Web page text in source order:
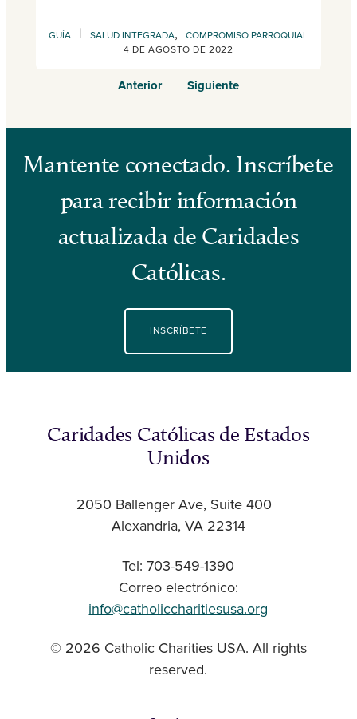
GUÍA | SALUD INTEGRADA,
COMPROMISO PARROQUIAL
4 DE AGOSTO DE 2022
Anterior Siguiente
Mantente conectado. Inscríbete
para recibir información
actualizada de Caridades
Católicas.
INSCRÍBETE
Caridades Católicas de Estados
Unidos
2050 Ballenger Ave, Suite 400
Alexandria, VA 22314
Tel: 703-549-1390
Correo electrónico:
info@catholiccharitiesusa.org
© 2026 Catholic Charities USA. All rights
reserved.